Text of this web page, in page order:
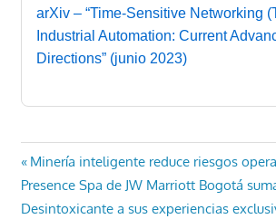
arXiv – “Time-Sensitive Networking
Industrial Automation: Current
Directions” (junio 2023)
Navegación
de
Entrada
anterior:
Minería inteligente reduce riesgos
Entrada
siguiente:
Presence Spa de JW Marriott Bogotá
Desintoxicante a sus experiencias